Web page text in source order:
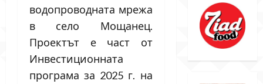
водопроводната мрежа
в село Мощанец.
Проектът е част от
Инвестиционната
програма за 2025 г. на